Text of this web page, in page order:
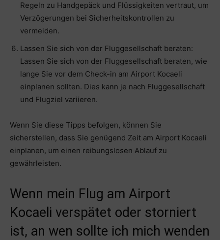
Regeln zu Handgepäck und Flüssigkeiten vertraut, um
Verzögerungen bei Sicherheitskontrollen zu
vermeiden.
Lassen Sie sich von der Fluggesellschaft beraten:
Lassen Sie sich von der Fluggesellschaft beraten, wie
lange Sie vor dem Check-in am Airport Kocaeli
einplanen sollten. Dies kann je nach Fluggesellschaft
und Flugziel variieren.
Wenn Sie diese Tipps befolgen, können Sie
sicherstellen, dass Sie genügend Zeit am Airport Kocaeli
einplanen, um einen reibungslosen Ablauf zu
gewährleisten.
Wenn mein Flug am Airport
Kocaeli verspätet oder storniert
ist, an wen sollte ich mich wenden